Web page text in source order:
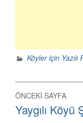
Köyler için Yazılı
Yazı
dolaşımı
ÖNCEKI SAYFA
Önceki
Sayfa:
Yaygılı